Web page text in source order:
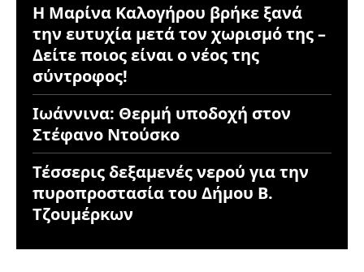
Η Μαρίνα Καλογήρου βρήκε ξανά
την ευτυχία μετά τον χωρισμό της –
Δείτε ποιος είναι ο νέος της
σύντροφος!
Ιωάννινα: Θερμή υποδοχή στον
Στέφανο Ντούσκο
Τέσσερις δεξαμενές νερού για την
πυροπροστασία του Δήμου Β.
Τζουμέρκων